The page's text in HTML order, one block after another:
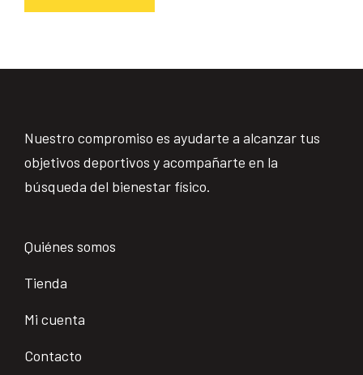
Nuestro compromiso es ayudarte a alcanzar tus
objetivos deportivos y acompañarte en la
búsqueda del bienestar físico.
Quiénes somos
Tienda
Mi cuenta
Contacto